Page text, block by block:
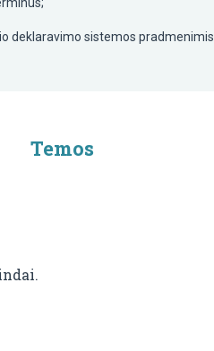
deklaravimo sistemos pradmenimis.
Temos